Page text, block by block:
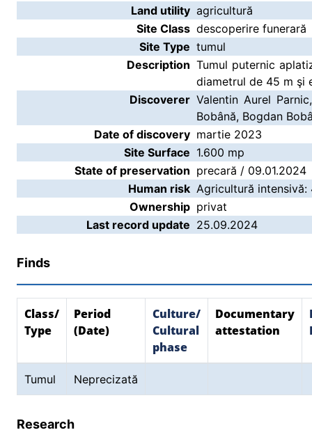
Land utility agricultură
Site Class descoperire funerară
Site Type tumul
Description Tumul puternic
diametrul de 45 m şi
Discoverer Valentin Aurel
Bobână, Bogdan
Date of discovery martie 2023
Site Surface 1.600 mp
State of preservation precară / 09.01.2024
Human risk Agricultură intensivă:
Ownership privat
Last record update 25.09.2024
Finds
Class/
Type
Period
(Date)
Culture/
Cultural
phase
Documentary
attestation
Tumul Neprecizată
Research